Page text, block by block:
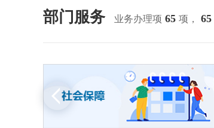
部门服务 业务办理项 65 项， 65